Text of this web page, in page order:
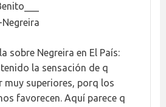
Negreira
sobre Negreira en El País:
la sensación de q
muy superiores, porq los
favorecen. Aquí parece q